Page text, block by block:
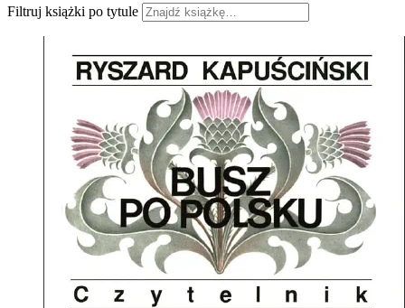
Filtruj książki po tytule